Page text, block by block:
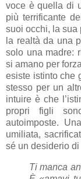
voce è quella di
più terrificante
suoi occhi, la sua
la realtà da una
solo una madre:
si amano per
esiste istinto che
stesso per un
intuire è che
propri figli
autoimposte.
umiliata,
sé un desiderio di
Ti manca